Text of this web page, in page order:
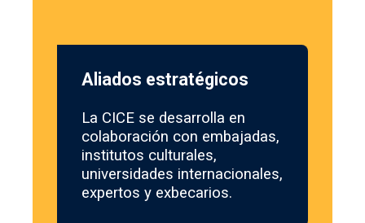
Aliados estratégicos
La CICE se desarrolla en
colaboración con embajadas,
institutos culturales,
universidades internacionales,
expertos y exbecarios.